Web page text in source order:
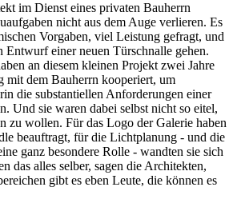
im Dienst eines privaten Bauherrn
nicht aus dem Auge verlieren. Es
Vorgaben, viel Leistung gefragt, und
Entwurf einer neuen Türschnalle gehen.
an diesem kleinen Projekt zwei Jahre
mit dem Bauherrn kooperiert, um
die substantiellen Anforderungen einer
Und sie waren dabei selbst nicht so eitel,
zu wollen. Für das Logo der Galerie haben
beauftragt, für die Lichtplanung - und die
ganz besondere Rolle - wandten sie sich
das alles selber, sagen die Architekten,
gibt es eben Leute, die können es